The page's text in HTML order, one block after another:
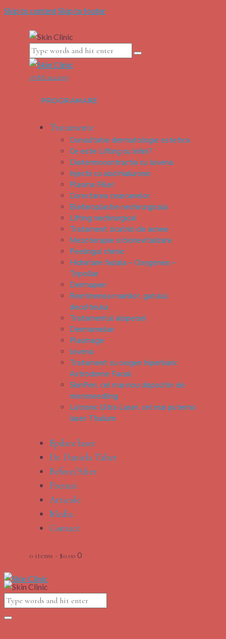
Skip to contentSkip to footer
0788.112.299
PROGRAMARE
Tratamente
Consultatie dermatologie estetica
Ce este Lifting cu Infini?
Diatermocontractia cu Jovena
Injectii cu acid hialuronic
Plasma Filler
Corectarea cearcanelor
Blefaroplastie nechirurgicala
Lifting nechirurgical
Tratament cicatrici de acnee
Mezoterapie si biorevitalizare
Peelingul chimic
Hidratare faciala – Oxygeneo –
Tripollar
Dermapen
Reintineriea mainilor, gatului,
decolteului
Tratamentul alopeciei
Dermamelan
Plasmage
Jovena
Tratament cu oxigen hiperbaric
Astrodome Facial
SkinPen, cel mai nou dispozitiv de
microneedling
Lutronic Ultra Laser, cel mai puternic
laser Thulium
Epilare laser
Dr. Daniela Taher
Before/After
Preturi
Articole
Media
Contact
0 items - $0.00 0